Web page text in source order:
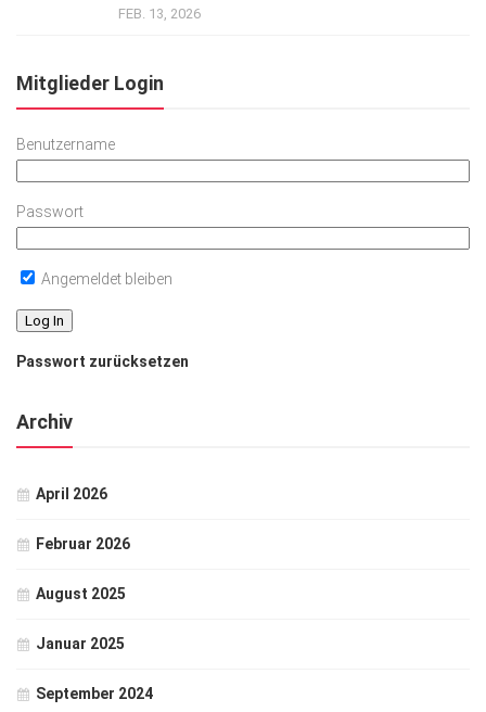
FEB. 13, 2026
Mitglieder Login
Benutzername
Passwort
Angemeldet bleiben
Passwort zurücksetzen
Archiv
April 2026
Februar 2026
August 2025
Januar 2025
September 2024